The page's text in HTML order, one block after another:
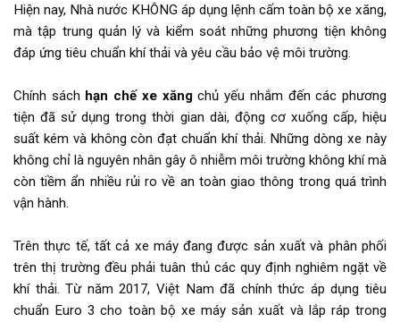
Hiện nay, Nhà nước KHÔNG áp dụng lệnh cấm toàn bộ xe xăng,
mà tập trung quản lý và kiểm soát những phương tiện không
đáp ứng tiêu chuẩn khí thải và yêu cầu bảo vệ môi trường.
Chính sách hạn chế xe xăngchủ yếu nhắm đến các phương
tiện đã sử dụng trong thời gian dài, động cơ xuống cấp, hiệu
suất kém và không còn đạt chuẩn khí thải. Những dòng xe này
không chỉ là nguyên nhân gây ô nhiễm môi trường không khí mà
còn tiềm ẩn nhiều rủi ro về an toàn giao thông trong quá trình
vận hành.
Trên thực tế, tất cả xe máy đang được sản xuất và phân phối
trên thị trường đều phải tuân thủ các quy định nghiêm ngặt về
khí thải. Từ năm 2017, Việt Nam đã chính thức áp dụng tiêu
chuẩn Euro 3 cho toàn bộ xe máy sản xuất và lắp ráp trong